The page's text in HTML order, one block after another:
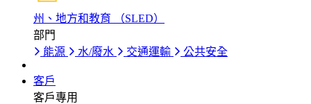
州、地方和教育 （SLED）
部門
能源
水/廢水 交通運輸 公共安全
客戶
客戶專用